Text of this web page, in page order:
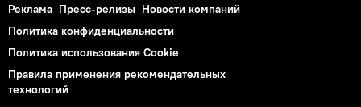
Реклама Пресс-релизы Новости компаний
Политика конфиденциальности
Политика использования Cookie
Правила применения рекомендательных
технологий